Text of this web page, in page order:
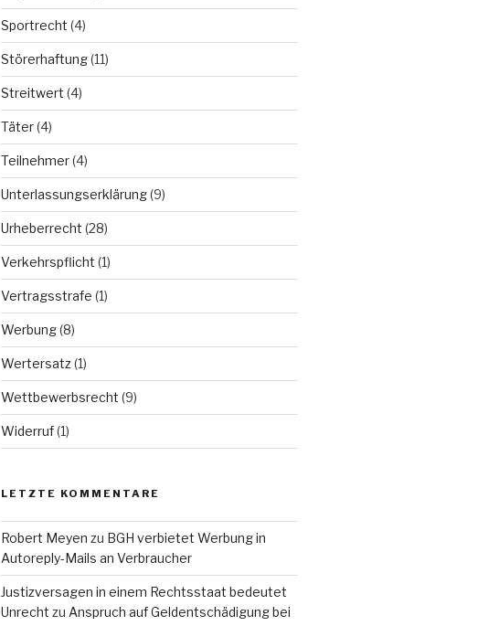
Sportrecht (4)
Störerhaftung(11)
Streitwert (4)
Täter(4)
Teilnehmer(4)
Unterlassungserklärung(9)
Urheberrecht (28)
Verkehrspflicht (1)
Vertragsstrafe (1)
Werbung(8)
Wertersatz(1)
Wettbewerbsrecht (9)
Widerruf(1)
LETZTE KOMMENTARE
Robert Meyen zu BGH verbietet Werbung in
Autoreply-Mails an Verbraucher
Justizversagen in einem Rechtsstaat bedeutet
Unrecht zu Anspruch auf Geldentschädigung bei